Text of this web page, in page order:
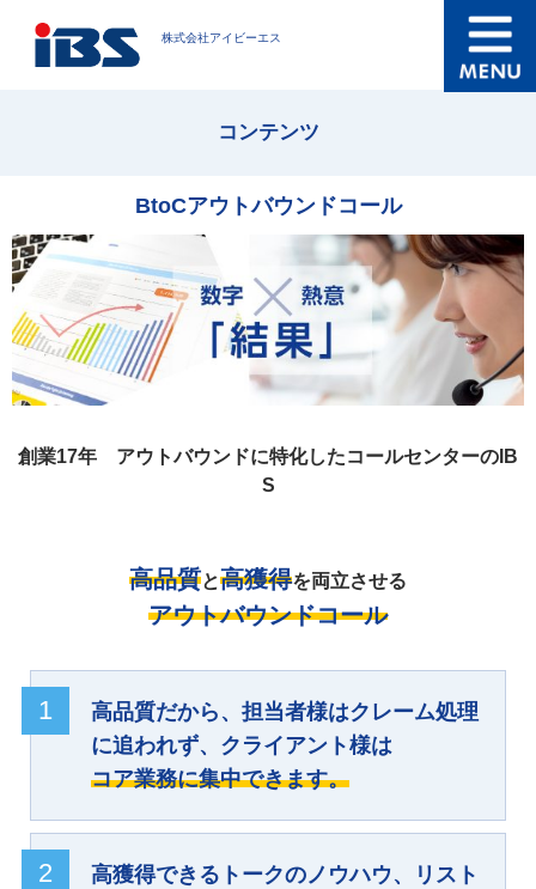
株式会社アイビーエス
コンテンツ
BtoCアウトバウンドコール
創業17年 アウトバウンドに特化したコールセンターのIB
S
高品質と高獲得を両立させる
アウトバウンドコール
1
高品質だから、担当者様はクレーム処理
に追われず、クライアント様は
コア業務に集中できます。
2
高獲得できるトークのノウハウ、リスト